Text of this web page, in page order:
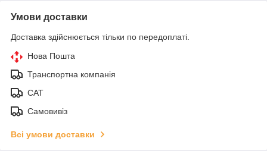
Умови доставки
Доставка здійснюється тільки по передоплаті.
Нова Пошта
Транспортна компанія
САТ
Самовивіз
Всі умови доставки